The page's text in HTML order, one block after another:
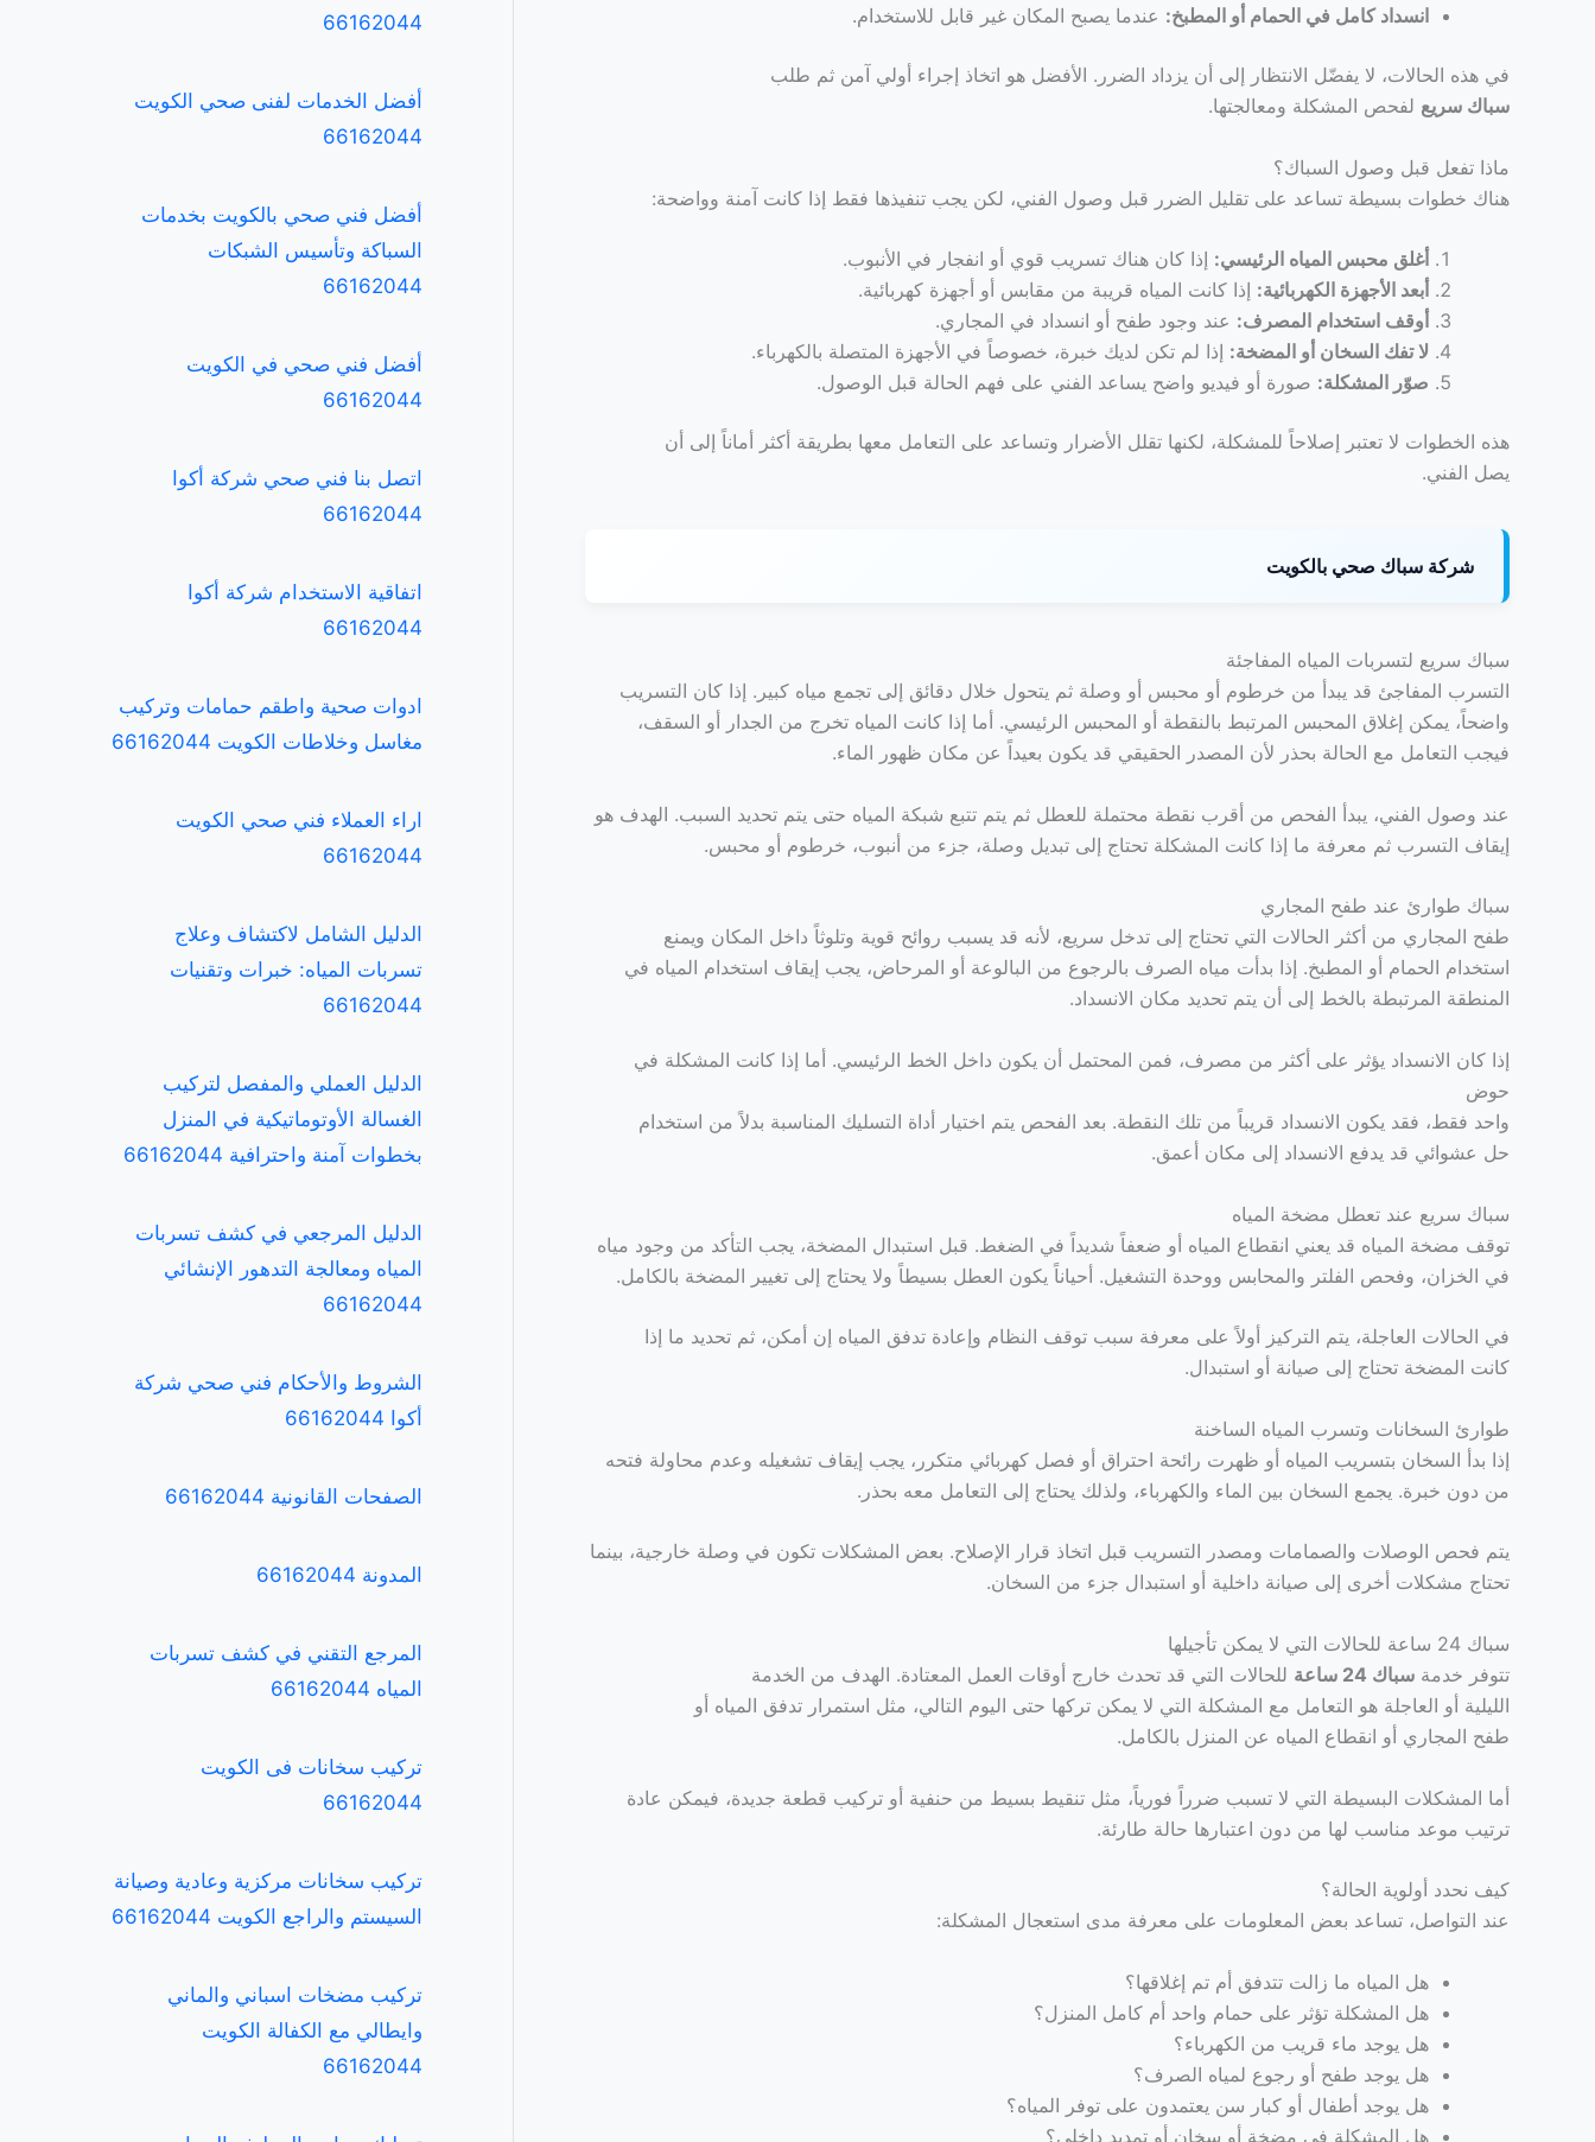
انسداد كامل في الحمام أو المطبخ: عندما يصبح المكان غير قابل للاستخدام.
في هذه الحالات، لا يفضّل الانتظار إلى أن يزداد الضرر. الأفضل هو اتخاذ إجراء أولي آمن ثم طلب
سباك سريع لفحص المشكلة ومعالجتها.
ماذا تفعل قبل وصول السباك؟
هناك خطوات بسيطة تساعد على تقليل الضرر قبل وصول الفني، لكن يجب تنفيذها فقط إذا كانت آمنة وواضحة:
أغلق محبس المياه الرئيسي: إذا كان هناك تسريب قوي أو انفجار في الأنبوب.
أبعد الأجهزة الكهربائية: إذا كانت المياه قريبة من مقابس أو أجهزة كهربائية.
أوقف استخدام المصرف: عند وجود طفح أو انسداد في المجاري.
لا تفك السخان أو المضخة: إذا لم تكن لديك خبرة، خصوصاً في الأجهزة المتصلة بالكهرباء.
صوّر المشكلة: صورة أو فيديو واضح يساعد الفني على فهم الحالة قبل الوصول.
هذه الخطوات لا تعتبر إصلاحاً للمشكلة، لكنها تقلل الأضرار وتساعد على التعامل معها بطريقة أكثر أماناً إلى أن
يصل الفني.
شركة سباك صحي بالكويت
سباك سريع لتسربات المياه المفاجئة
التسرب المفاجئ قد يبدأ من خرطوم أو محبس أو وصلة ثم يتحول خلال دقائق إلى تجمع مياه كبير. إذا كان التسريب
واضحاً، يمكن إغلاق المحبس المرتبط بالنقطة أو المحبس الرئيسي. أما إذا كانت المياه تخرج من الجدار أو السقف،
فيجب التعامل مع الحالة بحذر لأن المصدر الحقيقي قد يكون بعيداً عن مكان ظهور الماء.
عند وصول الفني، يبدأ الفحص من أقرب نقطة محتملة للعطل ثم يتم تتبع شبكة المياه حتى يتم تحديد السبب. الهدف هو
إيقاف التسرب ثم معرفة ما إذا كانت المشكلة تحتاج إلى تبديل وصلة، جزء من أنبوب، خرطوم أو محبس.
سباك طوارئ عند طفح المجاري
طفح المجاري من أكثر الحالات التي تحتاج إلى تدخل سريع، لأنه قد يسبب روائح قوية وتلوثاً داخل المكان ويمنع
استخدام الحمام أو المطبخ. إذا بدأت مياه الصرف بالرجوع من البالوعة أو المرحاض، يجب إيقاف استخدام المياه في
المنطقة المرتبطة بالخط إلى أن يتم تحديد مكان الانسداد.
إذا كان الانسداد يؤثر على أكثر من مصرف، فمن المحتمل أن يكون داخل الخط الرئيسي. أما إذا كانت المشكلة في
حوض
واحد فقط، فقد يكون الانسداد قريباً من تلك النقطة. بعد الفحص يتم اختيار أداة التسليك المناسبة بدلاً من استخدام
حل عشوائي قد يدفع الانسداد إلى مكان أعمق.
سباك سريع عند تعطل مضخة المياه
توقف مضخة المياه قد يعني انقطاع المياه أو ضعفاً شديداً في الضغط. قبل استبدال المضخة، يجب التأكد من وجود مياه
في الخزان، وفحص الفلتر والمحابس ووحدة التشغيل. أحياناً يكون العطل بسيطاً ولا يحتاج إلى تغيير المضخة بالكامل.
في الحالات العاجلة، يتم التركيز أولاً على معرفة سبب توقف النظام وإعادة تدفق المياه إن أمكن، ثم تحديد ما إذا
كانت المضخة تحتاج إلى صيانة أو استبدال.
طوارئ السخانات وتسرب المياه الساخنة
إذا بدأ السخان بتسريب المياه أو ظهرت رائحة احتراق أو فصل كهربائي متكرر، يجب إيقاف تشغيله وعدم محاولة فتحه
من دون خبرة. يجمع السخان بين الماء والكهرباء، ولذلك يحتاج إلى التعامل معه بحذر.
يتم فحص الوصلات والصمامات ومصدر التسريب قبل اتخاذ قرار الإصلاح. بعض المشكلات تكون في وصلة خارجية، بينما
تحتاج مشكلات أخرى إلى صيانة داخلية أو استبدال جزء من السخان.
سباك 24 ساعة للحالات التي لا يمكن تأجيلها
تتوفر خدمة سباك 24 ساعة
للحالات التي قد تحدث خارج أوقات العمل المعتادة. الهدف من الخدمة
الليلية أو العاجلة هو التعامل مع المشكلة التي لا يمكن تركها حتى اليوم التالي، مثل استمرار تدفق المياه أو
طفح المجاري أو انقطاع المياه عن المنزل بالكامل.
أما المشكلات البسيطة التي لا تسبب ضرراً فورياً، مثل تنقيط بسيط من حنفية أو تركيب قطعة جديدة، فيمكن عادة
ترتيب موعد مناسب لها من دون اعتبارها حالة طارئة.
كيف نحدد أولوية الحالة؟
عند التواصل، تساعد بعض المعلومات على معرفة مدى استعجال المشكلة:
هل المياه ما زالت تتدفق أم تم إغلاقها؟
هل المشكلة تؤثر على حمام واحد أم كامل المنزل؟
هل يوجد ماء قريب من الكهرباء؟
هل يوجد طفح أو رجوع لمياه الصرف؟
هل يوجد أطفال أو كبار سن يعتمدون على توفر المياه؟
هل المشكلة في مضخة أو سخان أو تمديد داخلي؟
66162044
أفضل الخدمات لفنى صحي الكويت
66162044
أفضل فني صحي بالكويت بخدمات
السباكة وتأسيس الشبكات
66162044
أفضل فني صحي في الكويت
66162044
اتصل بنا فني صحي شركة أكوا
66162044
اتفاقية الاستخدام شركة أكوا
66162044
ادوات صحية واطقم حمامات وتركيب
مغاسل وخلاطات الكويت 66162044
اراء العملاء فني صحي الكويت
66162044
الدليل الشامل لاكتشاف وعلاج
تسربات المياه: خبرات وتقنيات
66162044
الدليل العملي والمفصل لتركيب
الغسالة الأوتوماتيكية في المنزل
بخطوات آمنة واحترافية 66162044
الدليل المرجعي في كشف تسربات
المياه ومعالجة التدهور الإنشائي
66162044
الشروط والأحكام فني صحي شركة
أكوا 66162044
الصفحات القانونية 66162044
المدونة 66162044
المرجع التقني في كشف تسربات
المياه 66162044
تركيب سخانات فى الكويت
66162044
تركيب سخانات مركزية وعادية وصيانة
السيستم والراجع الكويت 66162044
تركيب مضخات اسباني والماني
وايطالي مع الكفالة الكويت
66162044